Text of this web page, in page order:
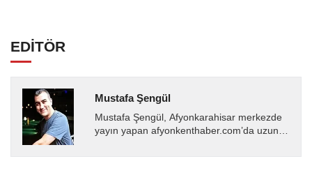
EDİTÖR
Mustafa Şengül
Mustafa Şengül, Afyonkarahisar merkezde
yayın yapan afyonkenthaber.com’da uzun
almakta, haber akışı...